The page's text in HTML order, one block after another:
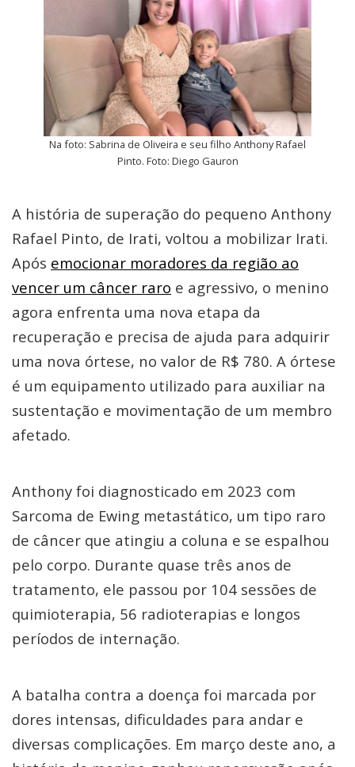
Na foto: Sabrina de Oliveira e seu filho Anthony Rafael
Pinto. Foto: Diego Gauron
A história de superação do pequeno Anthony
Rafael Pinto, de Irati, voltou a mobilizar Irati.
Após emocionar moradores da região ao
vencer um câncer raro e agressivo, o menino
agora enfrenta uma nova etapa da
recuperação e precisa de ajuda para adquirir
uma nova órtese, no valor de R$ 780. A órtese
é um equipamento utilizado para auxiliar na
sustentação e movimentação de um membro
afetado.
Anthony foi diagnosticado em 2023 com
Sarcoma de Ewing metastático, um tipo raro
de câncer que atingiu a coluna e se espalhou
pelo corpo. Durante quase três anos de
tratamento, ele passou por 104 sessões de
quimioterapia, 56 radioterapias e longos
períodos de internação.
A batalha contra a doença foi marcada por
dores intensas, dificuldades para andar e
diversas complicações. Em março deste ano, a